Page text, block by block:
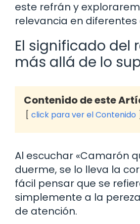
este refrán y
relevancia en diferentes
El significado del
más allá de lo
Contenido de este
click para ver el Contenido
Al escuchar «Camarón
duerme, se lo lleva la
fácil pensar que se
simplemente a la
de atención.